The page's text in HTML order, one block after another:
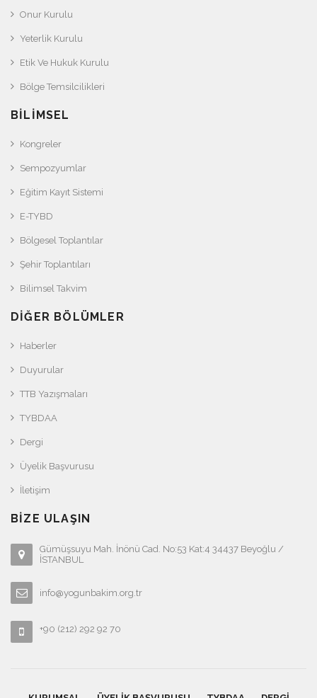
Onur Kurulu
Yeterlik Kurulu
Etik Ve Hukuk Kurulu
Bölge Temsilcilikleri
BILIMSEL
Kongreler
Sempozyumlar
Eğitim Kayıt Sistemi
E-TYBD
Bölgesel Toplantılar
Şehir Toplantıları
Bilimsel Takvim
DIĞER BÖLÜMLER
Haberler
Duyurular
TTB Yazışmaları
TYBDAA
Dergi
Üyelik Başvurusu
İletişim
BIZE ULAŞIN
Gümüşsuyu Mah. İnönü Cad. No:53 Kat:4 34437 Beyoğlu /
İSTANBUL
info@yogunbakim.org.tr
+90 (212) 292 92 70